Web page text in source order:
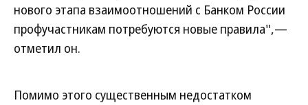
нового этапа взаимоотношений с Банком России
профучастникам потребуются новые правила'',—
отметил он.
Помимо этого существенным недостатком